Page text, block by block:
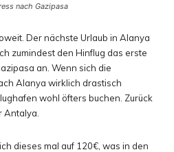
nach Gazipasa
Der nächste Urlaub in Alanya
zumindest den Hinflug das erste
an. Wenn sich die
Alanya wirklich drastisch
wohl öfters buchen. Zurück
Antalya.
dieses mal auf 120€, was in den